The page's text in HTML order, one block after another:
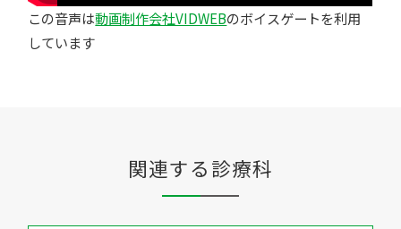
この音声は動画制作会社VIDWEBのボイスゲートを利用
しています
関連する診療科